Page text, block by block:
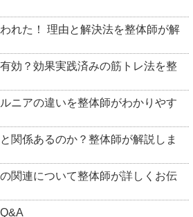
れた！ 理由と解決法を整体師が解
効？効果実践済みの筋トレ法を整
ニアの違いを整体師がわかりやす
関係あるのか？整体師が解説しま
関連について整体師が詳しくお伝